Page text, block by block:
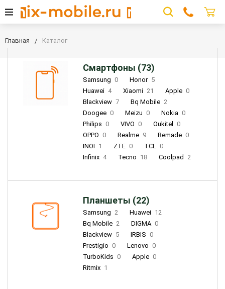
Главная Каталог
Смартфоны (73)
Samsung 0 Honor 5
Huawei 4 Xiaomi 21 Apple 0
Blackview 7 Bq Mobile 2
Doogee 0 Meizu 0 Nokia 0
Philips 0 VIVO 0 Oukitel
0
OPPO 0 Realme 9 Remade 0
INOI 1 ZTE 0 TCL 0
Infinix 4 Tecno 18 Coolpad 2
Планшеты (22)
Samsung 2 Huawei 12
Bq Mobile 2 DIGMA 0
Blackview 5 IRBIS 0
Prestigio 0 Lenovo 0
TurboKids 0 Apple 0
Ritmix 1